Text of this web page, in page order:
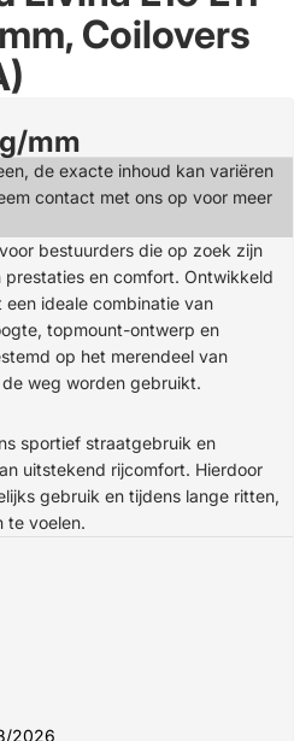
Coilovers
mm
de exacte inhoud kan variëren
contact met ons op voor meer
bestuurders die op zoek zijn
en comfort. Ontwikkeld
ideale combinatie van
topmount-ontwerp en
op het merendeel van
weg worden gebruikt.
sportief straatgebruik en
uitstekend rijcomfort. Hierdoor
gebruik en tijdens lange ritten,
te voelen.
2026